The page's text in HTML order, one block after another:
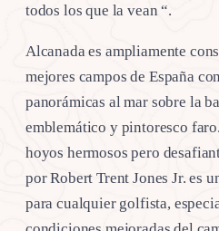
todos los que la vean “.
Alcanada es ampliamente
mejores campos de España
panorámicas al mar sobre la
emblemático y pintoresco
hoyos hermosos pero
por Robert Trent Jones Jr. es
para cualquier golfista,